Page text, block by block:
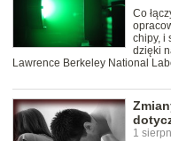
Co
chipy, i
dzięki
Lawrence Berkeley National
1